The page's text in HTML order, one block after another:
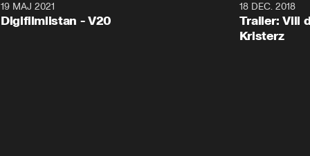
19 MAJ 2021
Digifilmlistan - V20
18 DEC. 2018
Trailer: Vill
Kristerz